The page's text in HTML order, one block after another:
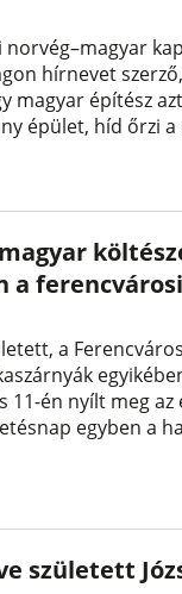
norvég–magyar
hírnevet
magyar építész
épület, híd őrzi
a
a
11-én nyílt meg
egyben a
született